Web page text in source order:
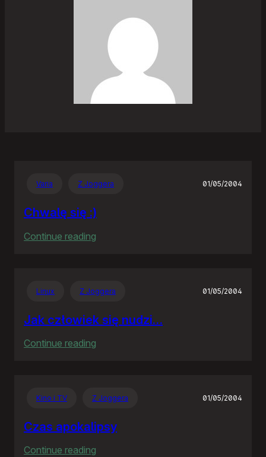
Varia Z Joggera 01/05/2004
Chwalę się :)
Continue reading
Linux Z Joggera 01/05/2004
Jak człowiek się nudzi…
Continue reading
nudzi…
Kino i TV Z Joggera 01/05/2004
Czas apokalipsy
Continue reading